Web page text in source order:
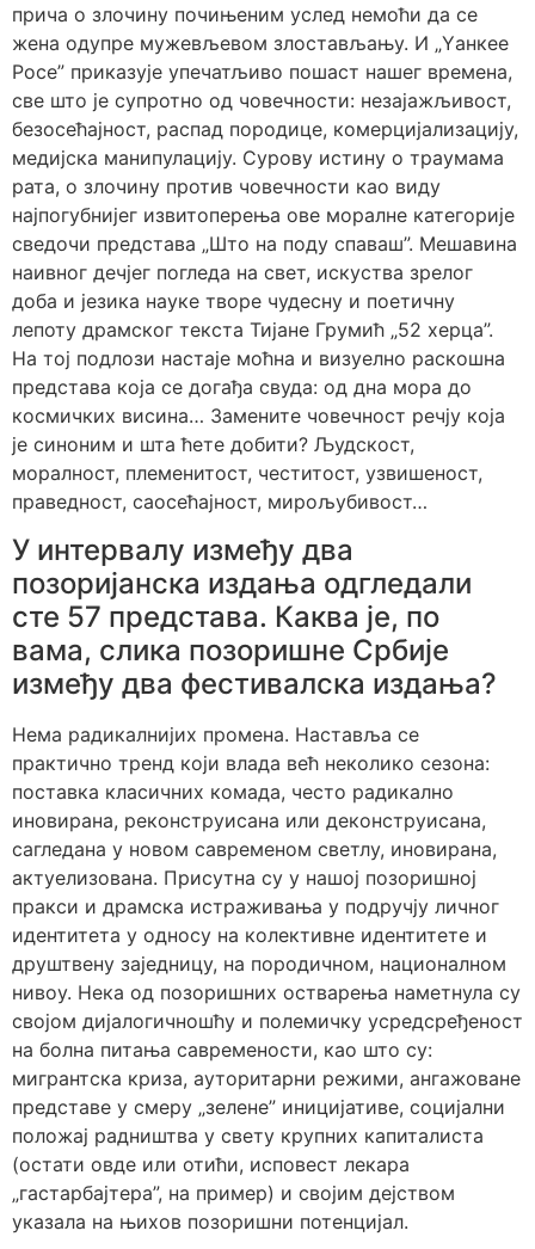
прича о злочину почињеним услед немоћи да се
жена одупре мужевљевом злостављању. И „Yанкее
Росе” приказује упечатљиво пошаст нашег времена,
све што је супротно од човечности: незајажљивост,
безосећајност, распад породице, комерцијализацију,
медијска манипулацију. Сурову истину о траумама
рата, о злочину против човечности као виду
најпогубнијег извитоперења ове моралне категорије
сведочи представа „Што на поду спаваш”. Мешавина
наивног дечјег погледа на свет, искуства зрелог
доба и језика науке творе чудесну и поетичну
лепоту драмског текста Тијане Грумић „52 херца”.
На тој подлози настаје моћна и визуелно раскошна
представа која се догађа свуда: од дна мора до
космичких висина… Замените човечност речју која
је синоним и шта ћете добити? Људскост,
моралност, племенитост, честитост, узвишеност,
праведност, саосећајност, мирољубивост…
У интервалу између два
позоријанска издања одгледали
сте 57 представа. Каква је, по
вама, слика позоришне Србије
између два фестивалска издања?
Нема радикалнијих промена. Наставља се
практично тренд који влада већ неколико сезона:
поставка класичних комада, често радикално
иновирана, реконструисана или деконструисана,
сагледана у новом савременом светлу, иновирана,
актуелизована. Присутна су у нашој позоришној
пракси и драмска истраживања у подручју личног
идентитета у односу на колективне идентитете и
друштвену заједницу, на породичном, националном
нивоу. Нека од позоришних остварења наметнула су
својом дијалогичношћу и полемичку усредсређеност
на болна питања савремености, као што су:
мигрантска криза, ауторитарни режими, ангажоване
представе у смеру „зелене” иницијативе, социјални
положај радништва у свету крупних капиталиста
(остати овде или отићи, исповест лекара
„гастарбајтера”, на пример) и својим дејством
указала на њихов позоришни потенцијал.